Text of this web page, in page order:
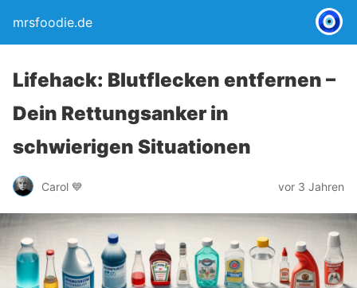
mrsfoodie.de
Lifehack: Blutflecken entfernen –
Dein Rettungsanker in
schwierigen Situationen
Carol 💙 vor 3 Jahren